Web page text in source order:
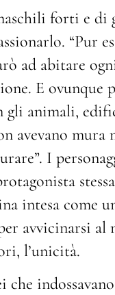
forti e di
“Pur
ad abitare
E ovunque
animali,
avevano mura
I
intesa come
avvicinarsi al
l’unicità.